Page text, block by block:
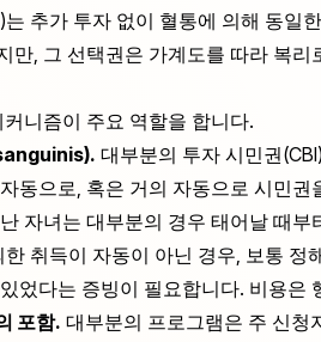
추가 투자 없이 혈통에 의해 동일
만, 그 선택권은 가계도를 따라 복리
니즘이 주요 역할을 합니다.
대부분의 투자 시민권
동으로, 혹은 거의 자동으로 시민
자녀는 대부분의 경우 태어날 때부
한 취득이 자동이 아닌 경우, 보통 정
었다는 증빙이 필요합니다. 비용은
포함. 대부분의 프로그램은 주 신청